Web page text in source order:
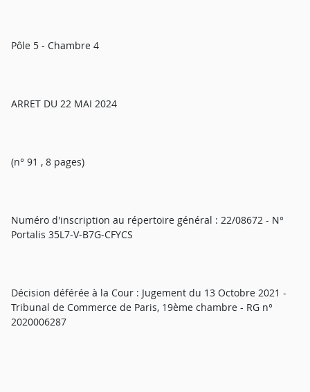
Pôle 5 - Chambre 4
ARRET DU 22 MAI 2024
(n° 91 , 8 pages)
Numéro d'inscription au répertoire général : 22/08672 - N°
Portalis 35L7-V-B7G-CFYCS
Décision déférée à la Cour : Jugement du 13 Octobre 2021 -
Tribunal de Commerce de Paris, 19ème chambre - RG n°
2020006287